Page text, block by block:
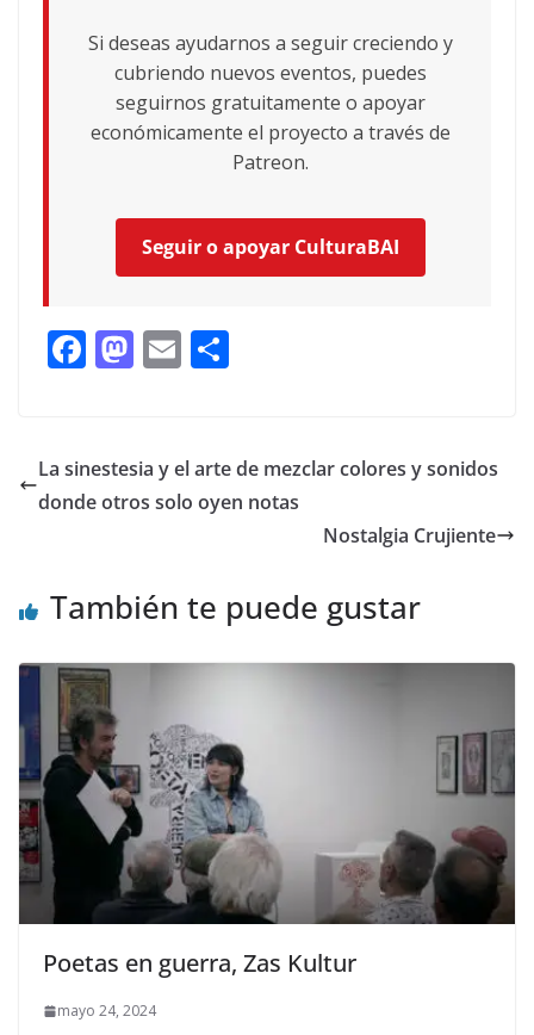
Si deseas ayudarnos a seguir creciendo y
cubriendo nuevos eventos, puedes
seguirnos gratuitamente o apoyar
económicamente el proyecto a través de
Patreon.
Seguir o apoyar CulturaBAI
F
b
o
M
d
o
E
l p
ar
La sinestesia y el arte de mezclar colores y sonidos
donde otros solo oyen notas
Nostalgia Crujiente
También te puede gustar
Poetas en guerra, Zas Kultur
mayo 24, 2024